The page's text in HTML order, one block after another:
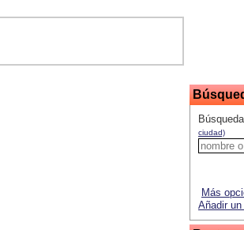
ciudad)
Más
Añadir